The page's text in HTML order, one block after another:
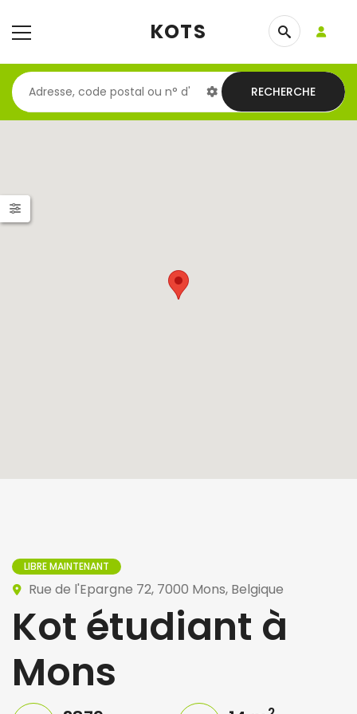
KOTS
RECHERCHE
LIBRE MAINTENANT
Rue de l'Epargne 72, 7000 Mons, Belgique
Kot étudiant à
Mons